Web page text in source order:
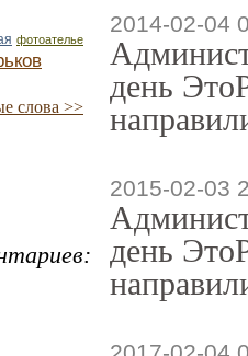
фотоателье
слова >>
2014-02-04
день
2015-02-03
день